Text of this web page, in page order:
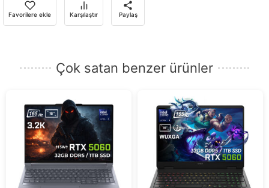
Favorilere ekle Karşılaştır Paylaş
Çok satan benzer ürünler